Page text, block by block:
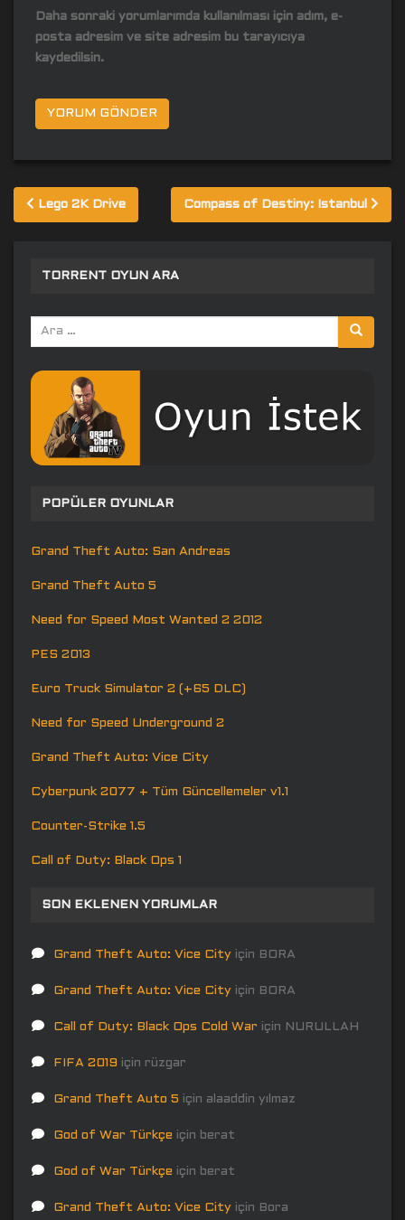
Daha sonraki yorumlarımda kullanılması için adım, e-
posta adresim ve site adresim bu tarayıcıya
kaydedilsin.
Yazı
gezinmesi
Lego 2K Drive Compass of Destiny: Istanbul
TORRENT OYUN ARA
Arama
yap:
POPÜLER OYUNLAR
Grand Theft Auto: San Andreas
Grand Theft Auto 5
Need for Speed Most Wanted 2 2012
PES 2013
Euro Truck Simulator 2 (+65 DLC)
Need for Speed Underground 2
Grand Theft Auto: Vice City
Cyberpunk 2077 + Tüm Güncellemeler v1.1
Counter-Strike 1.5
Call of Duty: Black Ops 1
SON EKLENEN YORUMLAR
Grand Theft Auto: Vice City için BORA
Grand Theft Auto: Vice City için BORA
Call of Duty: Black Ops Cold War için NURULLAH
FIFA 2019 için rüzgar
Grand Theft Auto 5 için alaaddin yılmaz
God of War Türkçe için berat
God of War Türkçe için berat
Grand Theft Auto: Vice City için Bora